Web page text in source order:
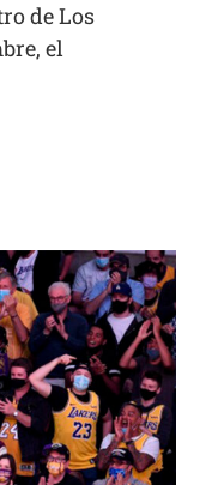
de Los
el